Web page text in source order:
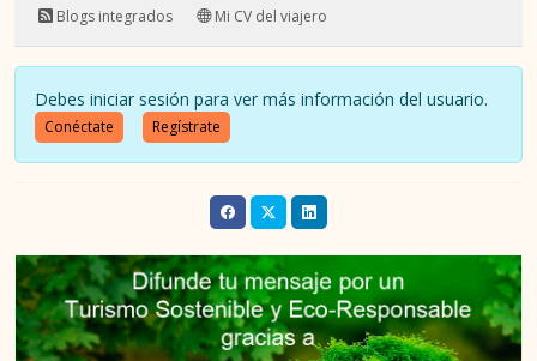
Blogs integrados
Mi CV del viajero
Debes iniciar sesión para ver más información del usuario.
Conéctate Regístrate